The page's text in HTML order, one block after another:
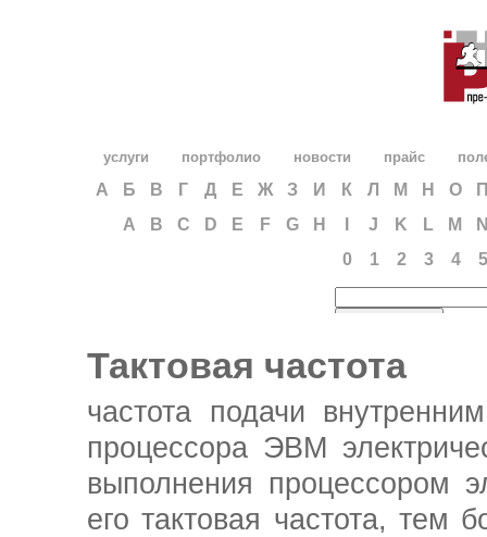
услуги портфолио новости прайс
А Б В Г Д Е Ж З И К Л М Н О
A
B C D E F G H J K L M
0
1 2 3 4 5
Тактовая частота
частота подачи
процессора ЭВМ
выполнения процессором
его тактовая частота, тем